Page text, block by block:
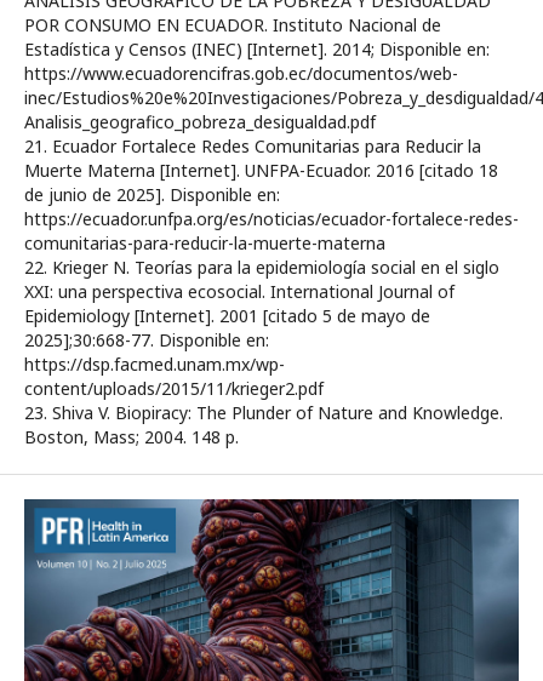
POR CONSUMO EN ECUADOR. Instituto Nacional de
Estadística y Censos (INEC) [Internet]. 2014; Disponible en:
https://www.ecuadorencifras.gob.ec/documentos/web-
inec/Estudios%20e%20Investigaciones/Pobreza_y_desdigualdad/
Analisis_geografico_pobreza_desigualdad.pdf
21. Ecuador Fortalece Redes Comunitarias para Reducir la
Muerte Materna [Internet]. UNFPA-Ecuador. 2016 [citado 18
de junio de 2025]. Disponible en:
https://ecuador.unfpa.org/es/noticias/ecuador-fortalece-redes-
comunitarias-para-reducir-la-muerte-materna
22. Krieger N. Teorías para la epidemiología social en el siglo
XXI: una perspectiva ecosocial. International Journal of
Epidemiology [Internet]. 2001 [citado 5 de mayo de
2025];30:668-77. Disponible en:
https://dsp.facmed.unam.mx/wp-
content/uploads/2015/11/krieger2.pdf
23. Shiva V. Biopiracy: The Plunder of Nature and Knowledge.
Boston, Mass; 2004. 148 p.